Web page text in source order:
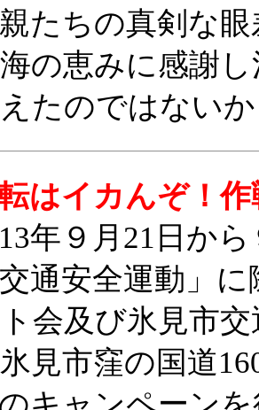
たちの真剣な
の恵みに感謝
たのではない
はイカんぞ！作
年９月21日か
通安全運動」
会及び氷見市
見市窪の国道